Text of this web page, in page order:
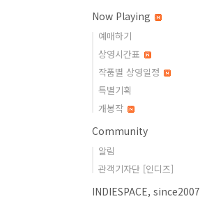
Now Playing
예매하기
상영시간표
작품별 상영일정
특별기획
개봉작
Community
알림
관객기자단 [인디즈]
INDIESPACE, since2007